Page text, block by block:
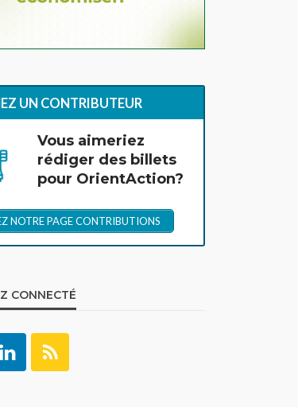
UN CONTRIBUTEUR
Vous aimeriez
rédiger des billets
pour OrientAction?
NOTRE PAGE CONTRIBUTIONS
CONNECTÉ